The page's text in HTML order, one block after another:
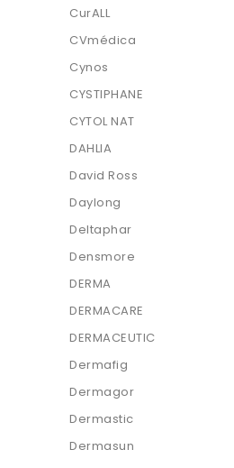
CurALL
CVmédica
Cynos
CYSTIPHANE
CYTOL NAT
DAHLIA
David Ross
Daylong
Deltaphar
Densmore
DERMA
DERMACARE
DERMACEUTIC
Dermafig
Dermagor
Dermastic
Dermasun